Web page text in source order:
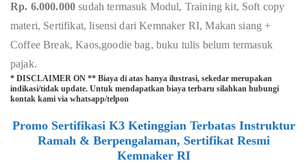
Rp. 6.000.000sudah termasuk Modul, Training kit, Soft copy
materi, Sertifikat, lisensi dari Kemnaker RI, Makan siang +
Coffee Break, Kaos,goodie bag, buku tulis belum termasuk
pajak.
* DISCLAIMER ON ** Biaya di atas hanya ilustrasi, sekedar merupakan
indikasi/tidak update. Untuk mendapatkan biaya terbaru silahkan hubungi
kontak kami via whatsapp/telpon
Promo Sertifikasi K3 Ketinggian Terbatas Instruktur
Ramah & Berpengalaman, Sertifikat Resmi
Kemnaker RI